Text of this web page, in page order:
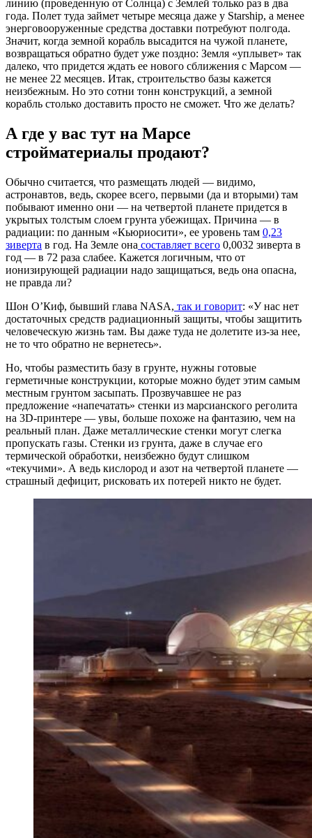
линию (проведенную от Солнца) с Землей только раз в два
года. Полет туда займет четыре месяца даже у Starship, а менее
энерговооруженные средства доставки потребуют полгода.
Значит, когда земной корабль высадится на чужой планете,
возвращаться обратно будет уже поздно: Земля «уплывет» так
далеко, что придется ждать ее нового сближения с Марсом —
не менее 22 месяцев. Итак, строительство базы кажется
неизбежным. Но это сотни тонн конструкций, а земной
корабль столько доставить просто не сможет. Что же делать?
А где у вас тут на Марсе
стройматериалы продают?
Обычно считается, что размещать людей — видимо,
астронавтов, ведь, скорее всего, первыми (да и вторыми) там
побывают именно они — на четвертой планете придется в
укрытых толстым слоем грунта убежищах. Причина — в
радиации: по данным «Кьюриосити», ее уровень там 0,23
зиверта в год. На Земле она составляет всего 0,0032 зиверта в
год — в 72 раза слабее. Кажется логичным, что от
ионизирующей радиации надо защищаться, ведь она опасна,
не правда ли?
Шон О’Киф, бывший глава NASA, так и говорит: «У нас нет
достаточных средств радиационный защиты, чтобы защитить
человеческую жизнь там. Вы даже туда не долетите из-за нее,
не то что обратно не вернетесь».
Но, чтобы разместить базу в грунте, нужны готовые
герметичные конструкции, которые можно будет этим самым
местным грунтом засыпать. Прозвучавшее не раз
предложение «напечатать» стенки из марсианского реголита
на 3D-принтере — увы, больше похоже на фантазию, чем на
реальный план. Даже металлические стенки могут слегка
пропускать газы. Стенки из грунта, даже в случае его
термической обработки, неизбежно будут слишком
«текучими». А ведь кислород и азот на четвертой планете —
страшный дефицит, рисковать их потерей никто не будет.